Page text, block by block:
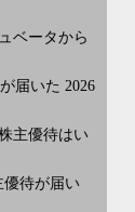
ベータから
届いた 2026
主優待はい
優待が届い